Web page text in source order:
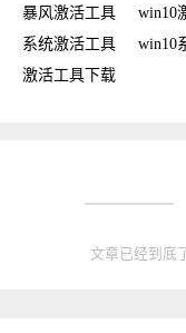
暴风激活工具 win10
系统激活工具
win10
激活工具下载
文章已经到底